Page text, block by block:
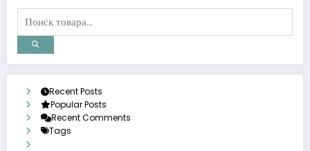
Recent Posts
Popular Posts
Recent Comments
Tags